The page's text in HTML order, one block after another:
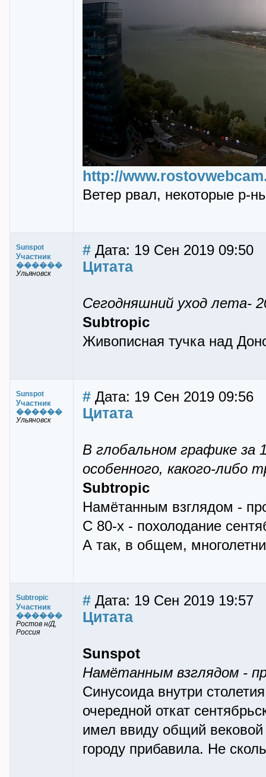
http://
Ветер рвал, некоторые р-
Sunspot
Участник
������
Ульяновск
# Дата: 19 Сен 2019 09:50
Цитата
Сегодняшний уход лета-
Subtropic
Живописная тучка над
Sunspot
Участник
������
Ульяновск
# Дата: 19 Сен 2019 09:56
Цитата
В глобальном графике
особенного, какого-либо
Subtropic
Намётанным взглядом -
С 80-х - похолодание
А так, в общем,
Subtropic
Участник
������
Ростов н/Д,
Россия
# Дата: 19 Сен 2019 19:57
Цитата
Sunspot
Намётанным взглядом -
Синусоида внутри
очередной откат
имел ввиду общий
городу прибавила. Не